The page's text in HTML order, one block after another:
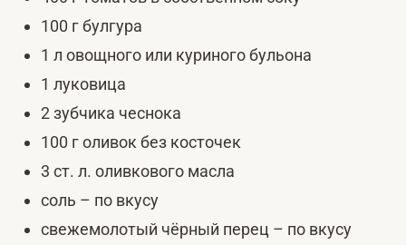
100 г булгура
1 л овощного или куриного бульона
1 луковица
2 зубчика чеснока
100 г оливок без косточек
3 ст. л. оливкового масла
соль – по вкусу
свежемолотый чёрный перец – по вкусу